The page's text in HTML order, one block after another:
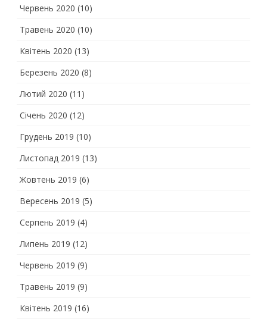
Червень 2020 (10)
Травень 2020 (10)
Квітень 2020 (13)
Березень 2020 (8)
Лютий 2020 (11)
Січень 2020 (12)
Грудень 2019 (10)
Листопад 2019 (13)
Жовтень 2019 (6)
Вересень 2019 (5)
Серпень 2019 (4)
Липень 2019 (12)
Червень 2019 (9)
Травень 2019 (9)
Квітень 2019 (16)